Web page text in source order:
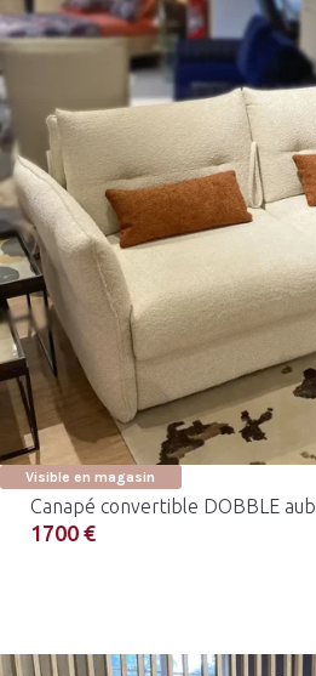
Visible en magasin
Canapé convertible DOBBLE
1700 €